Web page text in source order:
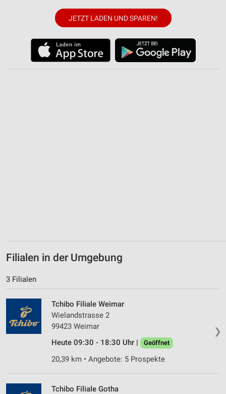
JETZT LADEN UND SPAREN!
Filialen in der Umgebung
3 Filialen
❯
Tchibo Filiale Weimar
Wielandstrasse 2
99423 Weimar
Heute 09:30 - 18:30 Uhr |
Geöffnet
20,39 km • Angebote: 5 Prospekte
Tchibo Filiale Gotha